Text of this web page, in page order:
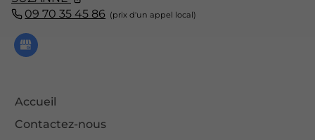
09 70 35 45 86
Accueil
Contactez-nous